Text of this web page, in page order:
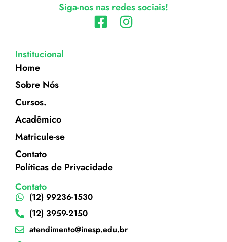
Siga-nos nas redes sociais!
Institucional
Home
Sobre Nós
Cursos.
Acadêmico
Matricule-se
Contato
Políticas de Privacidade
Contato
(12) 99236-1530
(12) 3959-2150
atendimento@inesp.edu.br